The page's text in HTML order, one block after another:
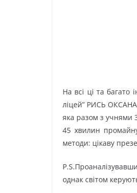
На всі ці та багато
ліцей” РИСЬ
яка разом з учнями
45 хвилин
методи: цікаву
однак світом